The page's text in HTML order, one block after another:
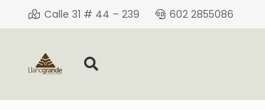
Calle 31 # 44 – 239 602 2855086